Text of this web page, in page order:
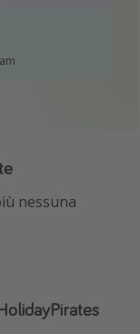
nessuna